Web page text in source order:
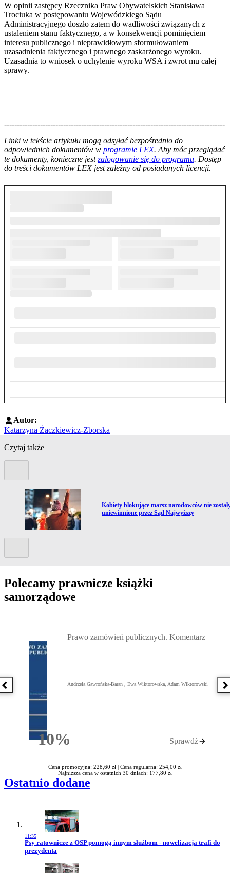
W opinii zastępcy Rzecznika Praw Obywatelskich Stanisława
Trociuka w postępowaniu Wojewódzkiego Sądu
Administracyjnego doszło zatem do wadliwości związanych z
ustaleniem stanu faktycznego, a w konsekwencji pominięciem
interesu publicznego i nieprawidłowym sformułowaniem
uzasadnienia faktycznego i prawnego zaskarżonego wyroku.
Uzasadnia to wniosek o uchylenie wyroku WSA i zwrot mu całej
sprawy.
--------------------------------------------------------------------------------------
Linki w tekście artykułu mogą odsyłać bezpośrednio do
odpowiednich dokumentów w programie LEX. Aby móc przeglądać
te dokumenty, konieczne jestzalogowanie się do programu. Dostęp
do treści dokumentów LEX jest zależny od posiadanych licencji.
Autor:
Katarzyna Żaczkiewicz-Zborska
Czytaj także
Przejdź do artykułu:
Kobiety blokujące marsz narodowców nie
uniewinnione przez Sąd Najwyższy
Polecamy prawnicze książki
samorządowe
Poprzednia książka
10%Rabatu
Prawo zamówień publicznych. Komentarz
Andrzela Gawrońska-Baran , Ewa Wiktorowska, Adam Wiktorowski
Sprawdź
Cena promocyjna: 228,60 zł | Cena regularna: 254,00 zł
Najniższa cena w ostatnich 30 dniach: 177,80 zł
Ostatnio dodane
11:35
Przejdź do artykułu:
Psy ratownicze z OSP pomogą innym służbom - nowelizacja trafi do
prezydenta